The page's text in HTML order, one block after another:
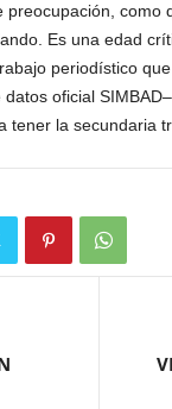
como
Es una edad
periodístico
oficial
tener la secundaria